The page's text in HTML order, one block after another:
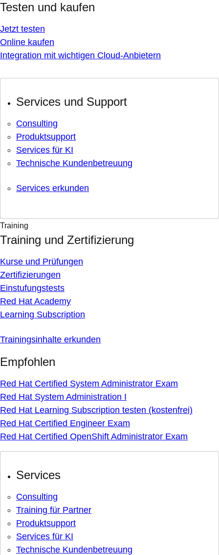
Testen und kaufen
Jetzt testen
Online kaufen
Integration mit wichtigen Cloud-Anbietern
Services und Support
Consulting
Produktsupport
Services für KI
Technische Kundenbetreuung
Services erkunden
Training
Training und Zertifizierung
Kurse und Prüfungen
Zertifizierungen
Einstufungstests
Red Hat Academy
Learning Subscription
Trainingsinhalte erkunden
Empfohlen
Red Hat Certified System Administrator Exam
Red Hat System Administration I
Red Hat Learning Subscription testen (kostenfrei)
Red Hat Certified Engineer Exam
Red Hat Certified OpenShift Administrator Exam
Services
Consulting
Training für Partner
Produktsupport
Services für KI
Technische Kundenbetreuung